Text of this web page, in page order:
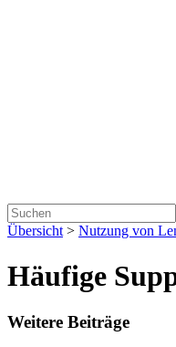
Übersicht > Nutzung von
Häufige
Weitere Beiträge